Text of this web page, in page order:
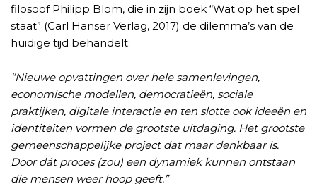
filosoof Philipp Blom, die in zijn boek “Wat op het spel
staat” (Carl Hanser Verlag, 2017) de dilemma’s van de
huidige tijd behandelt:
“Nieuwe opvattingen over hele samenlevingen,
economische modellen, democratieën, sociale
praktijken, digitale interactie en ten slotte ook ideeën en
identiteiten vormen de grootste uitdaging. Het grootste
gemeenschappelijke project dat maar denkbaar is.
Door dát proces (zou) een dynamiek kunnen ontstaan
die mensen weer hoop geeft.”